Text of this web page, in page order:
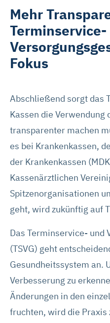
Mehr
Terminservice-
Fokus
Abschließend sorgt das
Kassen die Verwendung
transparenter machen
es bei Krankenkassen,
der Krankenkassen
Kassenärztlichen
Spitzenorganisationen
geht, wird zukünftig auf
Das Terminservice- und
(TSVG) geht
Gesundheitssystem an.
Verbesserung zu
Änderungen in den
fruchten, wird die Praxis